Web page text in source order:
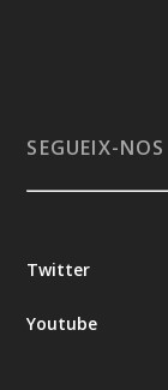
SEGUEIX-NOS
Twitter
Youtube